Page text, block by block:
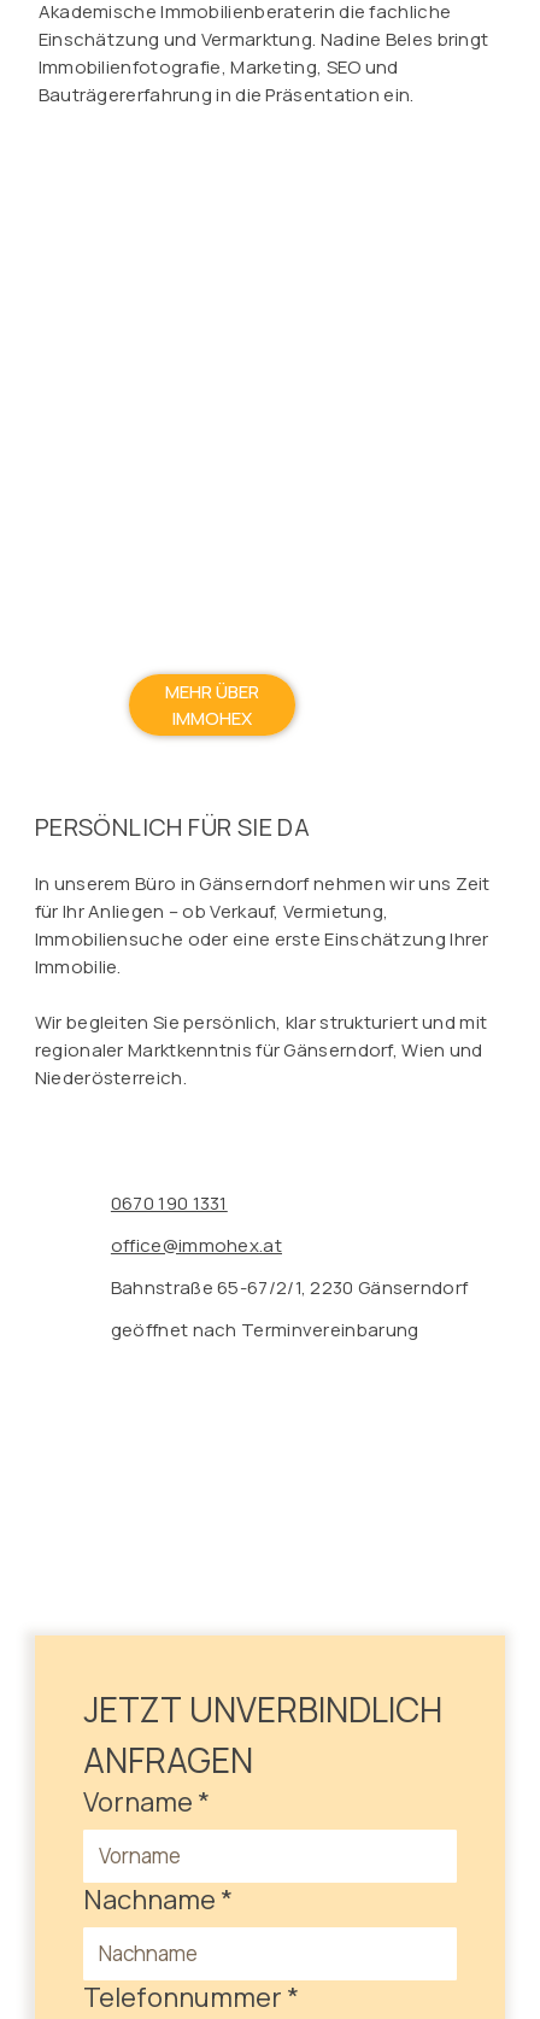
Akademische Immobilienberaterin die fachliche
Einschätzung und Vermarktung. Nadine Beles bringt
Immobilienfotografie, Marketing, SEO und
Bauträgererfahrung in die Präsentation ein.
MEHR ÜBER
IMMOHEX
PERSÖNLICH FÜR SIE DA
In unserem Büro in Gänserndorf nehmen wir uns Zeit
für Ihr Anliegen – ob Verkauf, Vermietung,
Immobiliensuche oder eine erste Einschätzung Ihrer
Immobilie.
Wir begleiten Sie persönlich, klar strukturiert und mit
regionaler Marktkenntnis für Gänserndorf, Wien und
Niederösterreich.
0670 190 1331
office@immohex.at
Bahnstraße 65-67/2/1, 2230 Gänserndorf
geöffnet nach Terminvereinbarung
JETZT UNVERBINDLICH
ANFRAGEN
Vorname *
Nachname *
Telefonnummer *